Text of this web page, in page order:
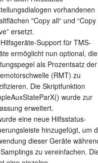
vorhandenen
"Copy all“ und “Copy
ersetzt.
Support für TMS-
ermöglicht nun optional, die
als Prozentsatz der
(RMT) zu
Die Skriptfunktion
wurde zur
erweitert.
eine neue Hilfsstatus-
hinzugefügt, um
dieser Geräte
zu vereinfachen.